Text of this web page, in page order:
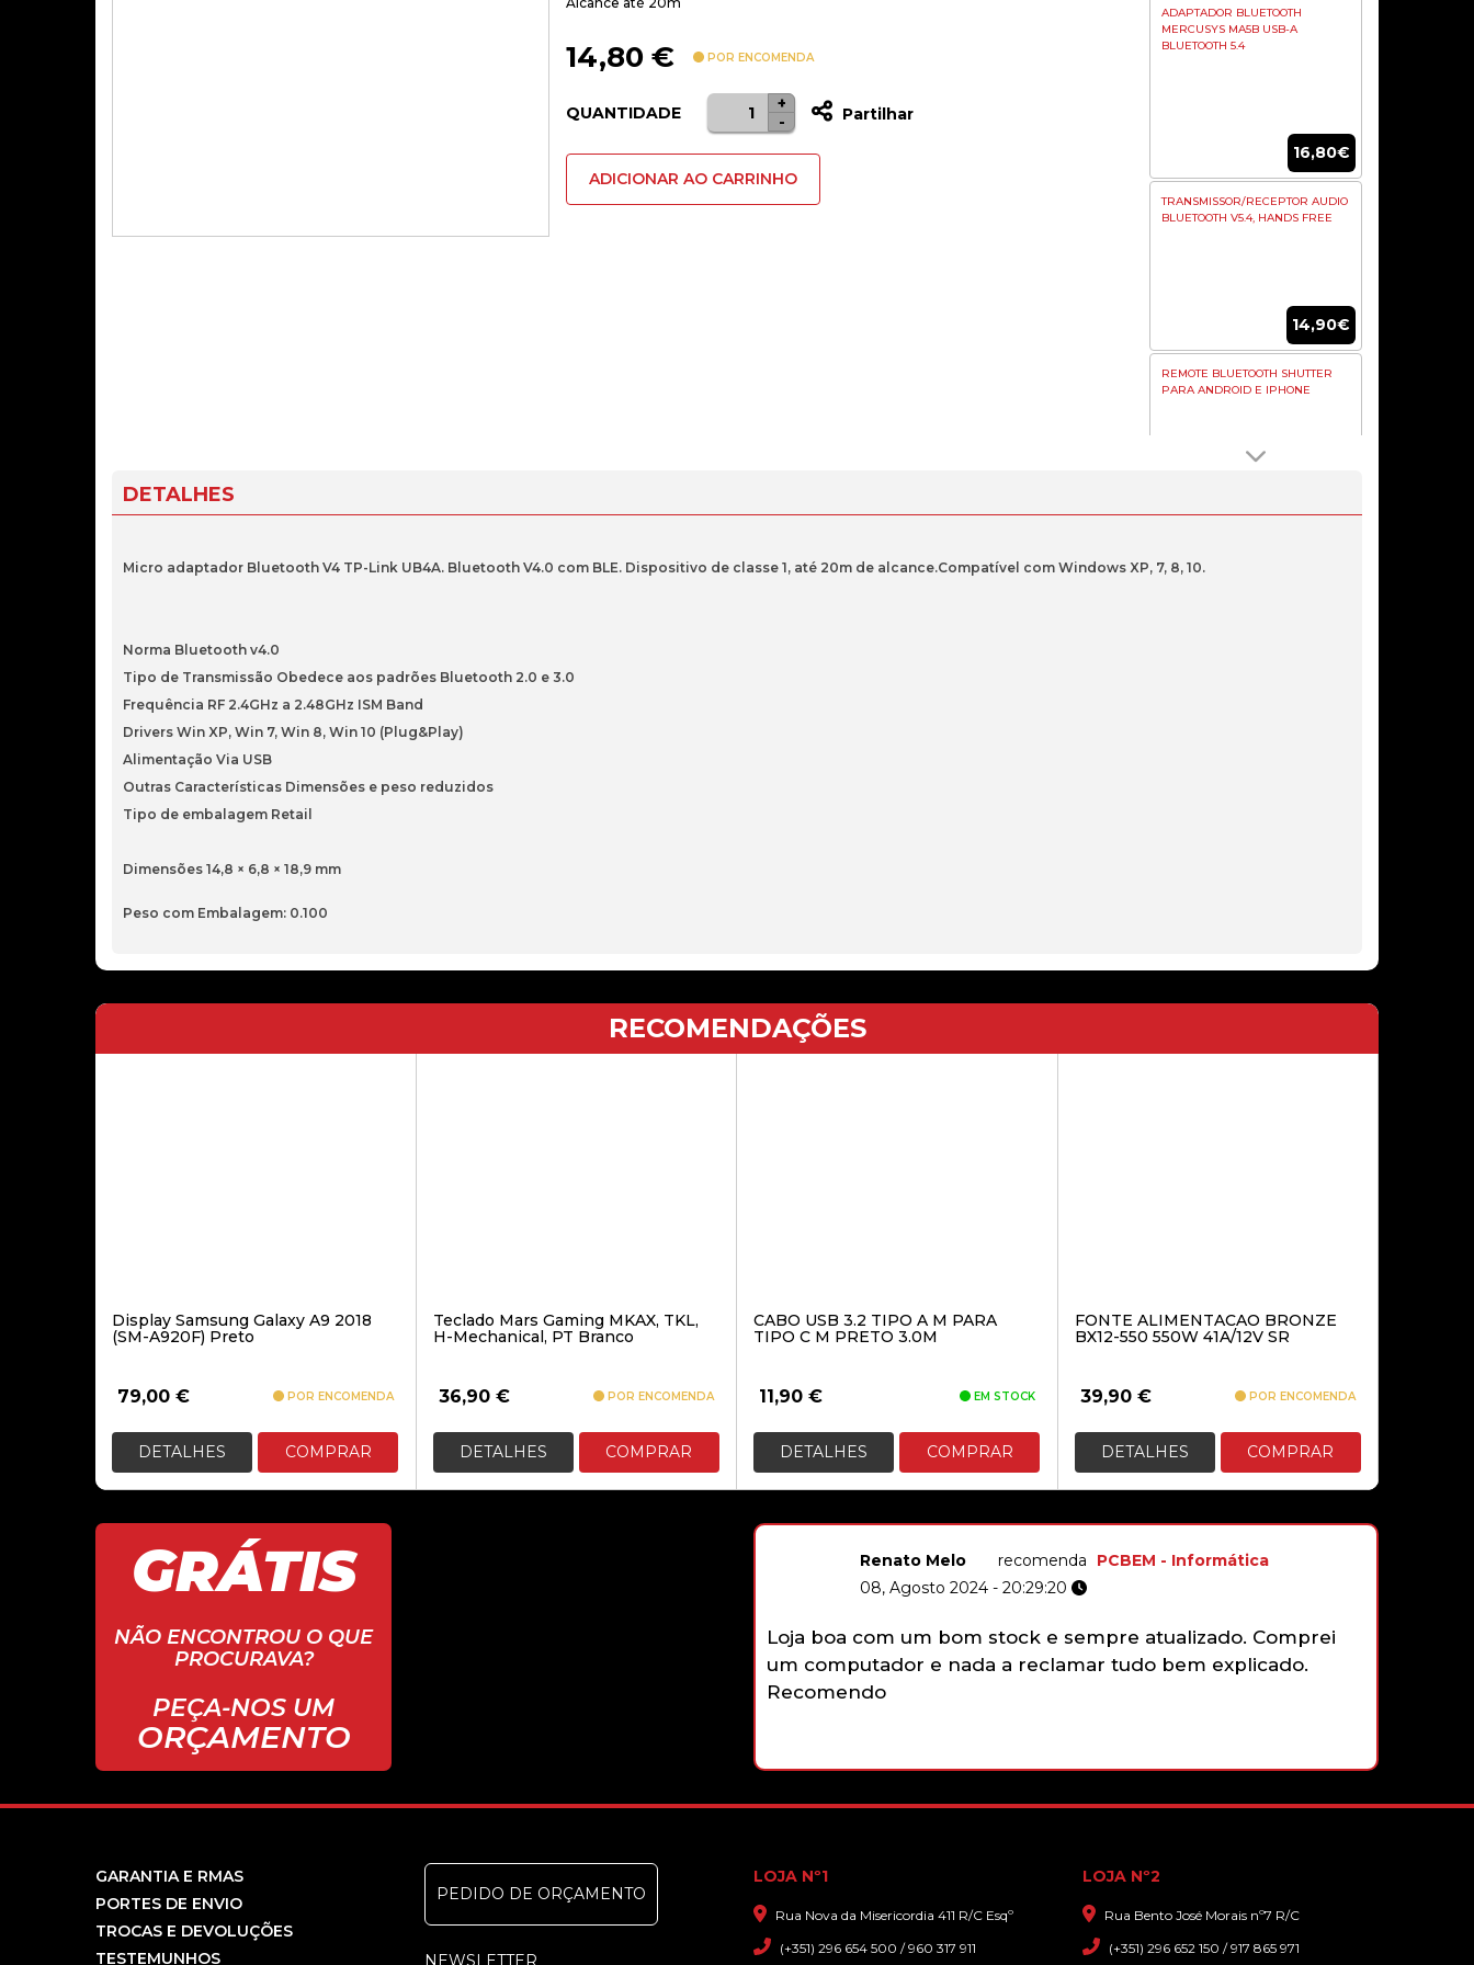
14,80 € POR ENCOMENDA
QUANTIDADE
Quantidade
de
ADAPTADOR
USB
-
+
Partilhar
ADICIONAR AO CARRINHO
ADAPTADOR BLUETOOTH
MERCUSYS MA5B USB-A
BLUETOOTH 5.4
16,80€
TRANSMISSOR/RECEPTOR AUDIO
BLUETOOTH V5.4, HANDS FREE
14,90€
REMOTE BLUETOOTH SHUTTER
PARA ANDROID E IPHONE
USB-BT500
16,80€
DETALHES
Micro adaptador Bluetooth V4 TP-Link UB4A. Bluetooth V4.0 com BLE. Dispositivo de classe 1, até 20m de alcance.Compatível com Windows XP, 7, 8, 10.
Norma Bluetooth v4.0
Tipo de Transmissão Obedece aos padrões Bluetooth 2.0 e 3.0
Frequência RF 2.4GHz a 2.48GHz ISM Band
Drivers Win XP, Win 7, Win 8, Win 10 (Plug&Play)
Alimentação Via USB
Outras Características Dimensões e peso reduzidos
Tipo de embalagem Retail
Dimensões 14,8 × 6,8 × 18,9 mm
Peso com Embalagem: 0.100
RECOMENDAÇÕES
Display Samsung Galaxy A9 2018
(SM-A920F) Preto
79,00 € POR ENCOMENDA
DETALHES COMPRAR
Teclado Mars Gaming MKAX, TKL,
H-Mechanical, PT Branco
36,90 € POR ENCOMENDA
DETALHES COMPRAR
CABO USB 3.2 TIPO A M PARA
TIPO C M PRETO 3.0M
11,90 € EM STOCK
DETALHES COMPRAR
FONTE ALIMENTACAO BRONZE
BX12-550 550W 41A/12V SR
39,90 € POR ENCOMENDA
DETALHES COMPRAR
GRÁTIS
NÃO ENCONTROU O QUE
PROCURAVA?
PEÇA-NOS UM
ORÇAMENTO
Renato Melo recomenda
PCBEM - Informática
08, Agosto 2024 - 20:29:20
Loja boa com um bom stock e sempre atualizado. Comprei
um computador e nada a reclamar tudo bem explicado.
Recomendo
GARANTIA E RMAS
PORTES DE ENVIO
TROCAS E DEVOLUÇÕES
TESTEMUNHOS
PEDIDO DE ORÇAMENTO
NEWSLETTER
LOJA Nº1
Rua Nova da Misericordia 411 R/C Esqº
(+351) 296 654 500 / 960 317 911
LOJA Nº2
Rua Bento José Morais nº7 R/C
(+351) 296 652 150 / 917 865 971